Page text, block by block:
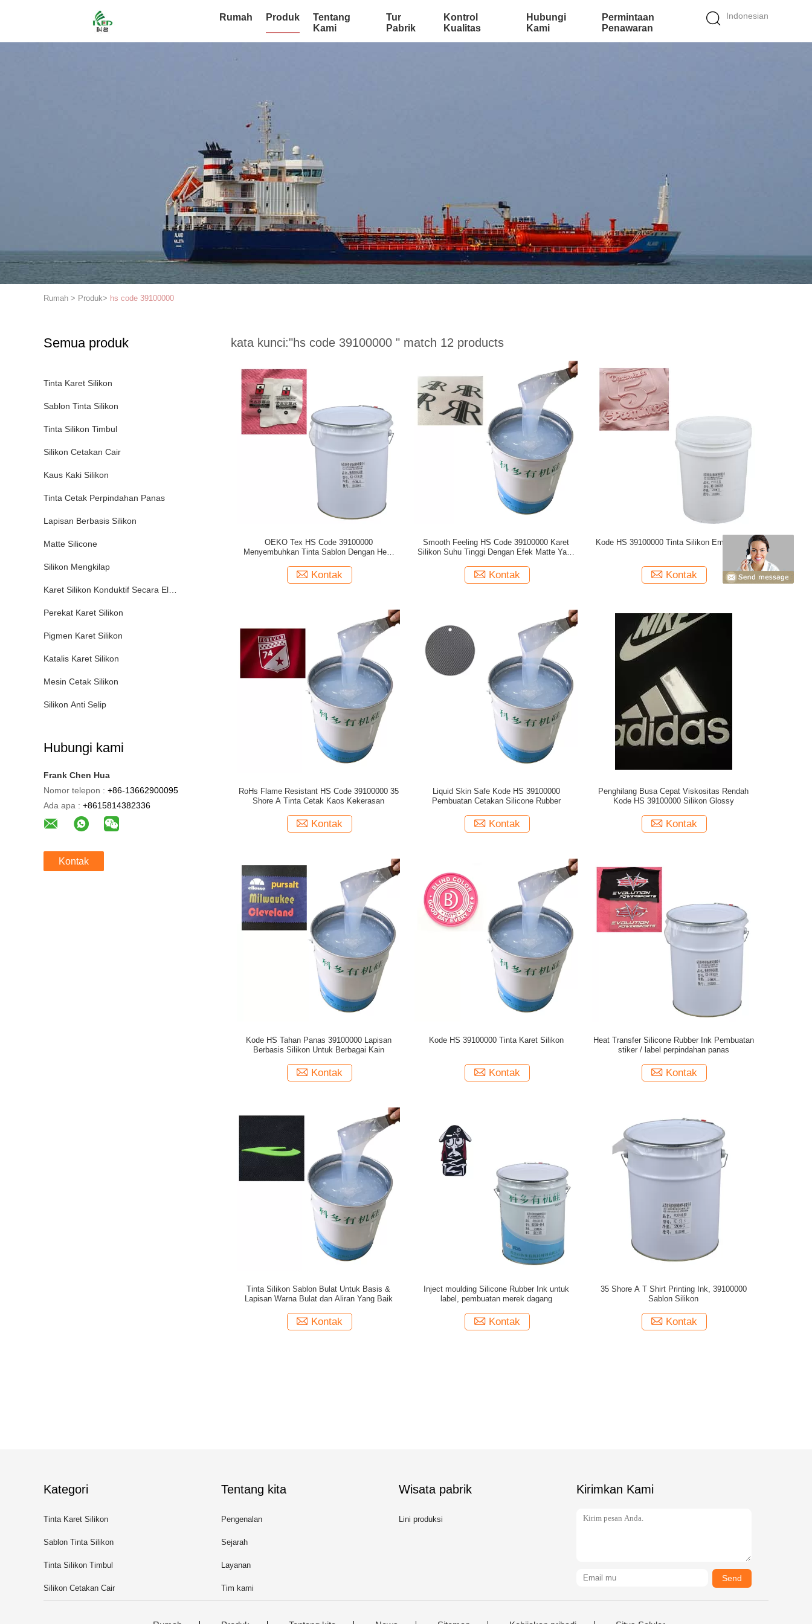
Indonesian
Rumah Produk
Tentang
Kami
Tur
Pabrik
Kontrol
Kualitas
Hubungi
Kami
Permintaan
Penawaran
Rumah > Produk> hs code 39100000
Semua produk
Tinta Karet Silikon
Sablon Tinta Silikon
Tinta Silikon Timbul
Silikon Cetakan Cair
Kaus Kaki Silikon
Tinta Cetak Perpindahan Panas
Lapisan Berbasis Silikon
Matte Silicone
Silikon Mengkilap
Karet Silikon Konduktif Secara Elektrik
Perekat Karet Silikon
Pigmen Karet Silikon
Katalis Karet Silikon
Mesin Cetak Silikon
Silikon Anti Selip
Hubungi kami
Frank Chen Hua
Nomor telepon : +86-13662900095
Ada apa : +8615814382336
Kontak
kata kunci:"hs code 39100000 " match 12 products
OEKO Tex HS Code 39100000
Menyembuhkan Tinta Sablon Dengan Heat
Kontak
Smooth Feeling HS Code 39100000 Karet
Silikon Suhu Tinggi Dengan Efek Matte Yang
Kontak
Kode HS 39100000 Tinta Silikon Embossing
Kontak
RoHs Flame Resistant HS Code 39100000 35
Shore A Tinta Cetak Kaos Kekerasan
Kontak
Liquid Skin Safe Kode HS 39100000
Pembuatan Cetakan Silicone Rubber
Kontak
Penghilang Busa Cepat Viskositas Rendah
Kode HS 39100000 Silikon Glossy
Kontak
Kode HS Tahan Panas 39100000 Lapisan
Berbasis Silikon Untuk Berbagai Kain
Kontak
Kode HS 39100000 Tinta Karet Silikon
Kontak
Heat Transfer Silicone Rubber Ink Pembuatan
stiker / label perpindahan panas
Kontak
Tinta Silikon Sablon Bulat Untuk Basis &
Lapisan Warna Bulat dan Aliran Yang Baik
Kontak
Inject moulding Silicone Rubber Ink untuk
label, pembuatan merek dagang
Kontak
35 Shore A T Shirt Printing Ink, 39100000
Sablon Silikon
Kontak
Kategori
Tinta Karet Silikon
Sablon Tinta Silikon
Tinta Silikon Timbul
Silikon Cetakan Cair
Tentang kita
Pengenalan
Sejarah
Layanan
Tim kami
Wisata pabrik
Lini produksi
Kirimkan Kami
Send